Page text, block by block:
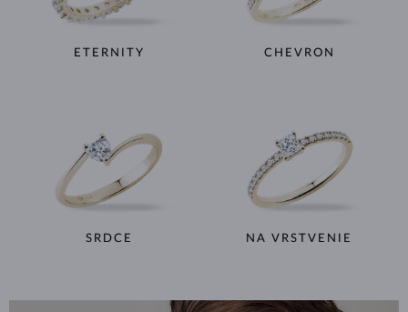
ETERNITY CHEVRON
SRDCE NA VRSTVENIE